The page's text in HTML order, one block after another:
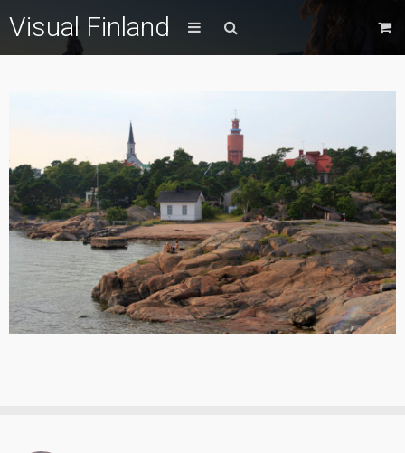
Visual Finland